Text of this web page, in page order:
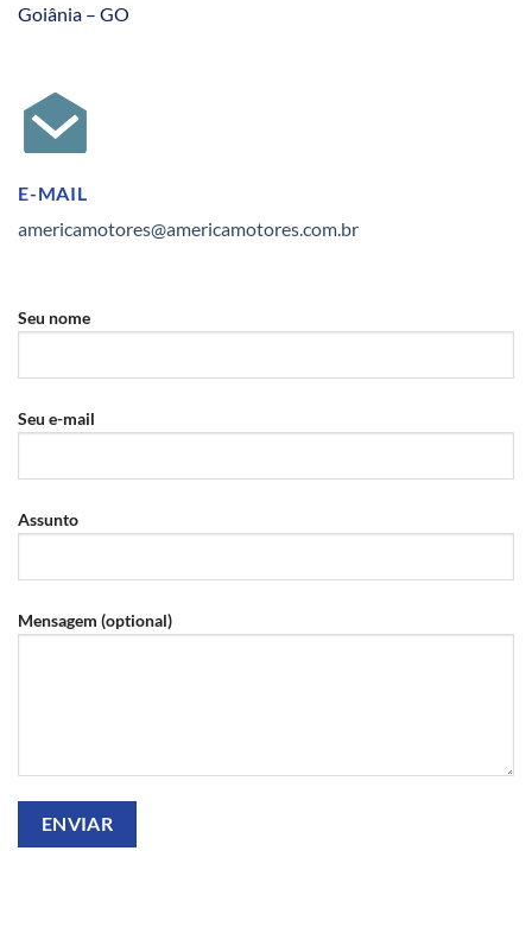
Goiânia – GO
E-MAIL
americamotores@americamotores.com.br
Seu nome
Seu e-mail
Assunto
Mensagem (optional)